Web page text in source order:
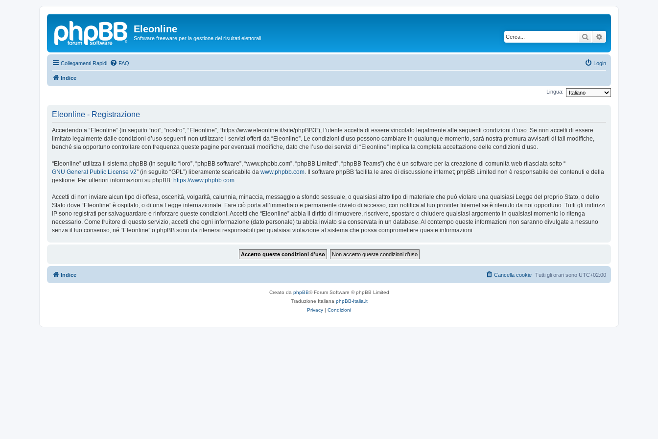
Eleonline
Software freeware per la gestione dei risultati elettorali Cerca
Collegamenti Rapidi FAQ Login
Indice
Lingua:
Eleonline - Registrazione
Accedendo a “Eleonline” (in seguito “noi”, “nostro”, “Eleonline”, “https://www.eleonline.it/site/phpBB3”), l’utente accetta di essere vincolato legalmente alle seguenti condizioni d’uso. Se non accetti di essere
limitato legalmente dalle condizioni d’uso seguenti non utilizzare i servizi offerti da “Eleonline”. Le condizioni d’uso possono cambiare in qualunque momento, sarà nostra premura avvisarti di tali modifiche,
benché sia opportuno controllare con frequenza queste pagine per eventuali modifiche, dato che l’uso dei servizi di “Eleonline” implica la completa accettazione delle condizioni d’uso.
“Eleonline” utilizza il sistema phpBB (in seguito “loro”, “phpBB software”, “www.phpbb.com”, “phpBB Limited”, “phpBB Teams”) che è un software per la creazione di comunità web rilasciata sotto “
GNU General Public License v2” (in seguito “GPL”) liberamente scaricabile da www.phpbb.com. Il software phpBB facilita le aree di discussione internet; phpBB Limited non è responsabile dei contenuti e della
gestione. Per ulteriori informazioni su phpBB: https://www.phpbb.com.
Accetti di non inviare alcun tipo di offesa, oscenità, volgarità, calunnia, minaccia, messaggio a sfondo sessuale, o qualsiasi altro tipo di materiale che può violare una qualsiasi Legge del proprio Stato, o dello
Stato dove “Eleonline” è ospitato, o di una Legge internazionale. Fare ciò porta all’immediato e permanente divieto di accesso, con notifica al tuo provider Internet se è ritenuto da noi opportuno. Tutti gli indirizzi
IP sono registrati per salvaguardare e rinforzare queste condizioni. Accetti che “Eleonline” abbia il diritto di rimuovere, riscrivere, spostare o chiudere qualsiasi argomento in qualsiasi momento lo ritenga
necessario. Come fruitore di questo servizio, accetti che ogni informazione (dato personale) tu abbia inviato sia conservata in un database. Al contempo queste informazioni non saranno divulgate a nessuno
senza il tuo consenso, né “Eleonline” o phpBB sono da ritenersi responsabili per qualsiasi violazione al sistema che possa compromettere queste informazioni.
Indice Tutti gli orari sono UTC+02:00
Cancella cookie
Creato da phpBB® Forum Software © phpBB Limited
Traduzione Italiana phpBB-Italia.it
Privacy | Condizioni